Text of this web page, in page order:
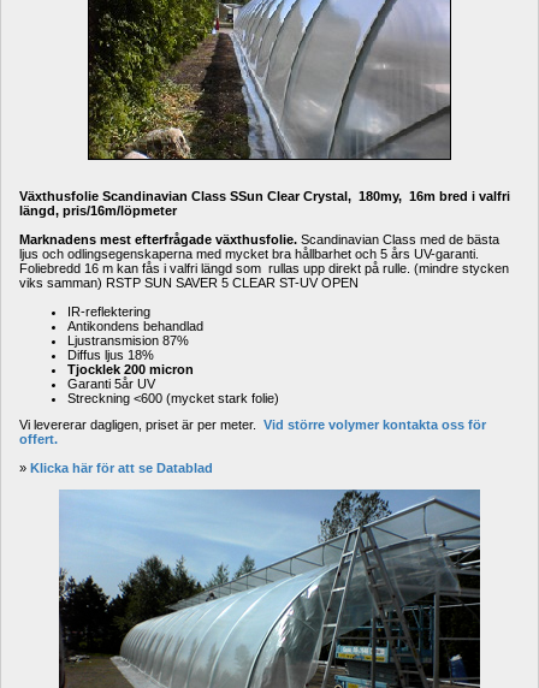
Växthusfolie Scandinavian Class SSun Clear Crystal, 180my, 16m bred i valfri
längd, pris/16m/löpmeter
Marknadens mest efterfrågade växthusfolie. Scandinavian Class med de bästa
ljus och odlingsegenskaperna med mycket bra hållbarhet och 5 års UV-garanti.
Foliebredd 16 m kan fås i valfri längd som rullas upp direkt på rulle. (mindre stycken
viks samman) RSTP SUN SAVER 5 CLEAR ST-UV OPEN
IR-reflektering
Antikondens behandlad
Ljustransmision 87%
Diffus ljus 18%
Tjocklek 200 micron
Garanti 5år UV
Streckning <600 (mycket stark folie)
Vi levererar dagligen, priset är per meter. Vid större volymer kontakta oss för
offert.
» Klicka här för att se Datablad